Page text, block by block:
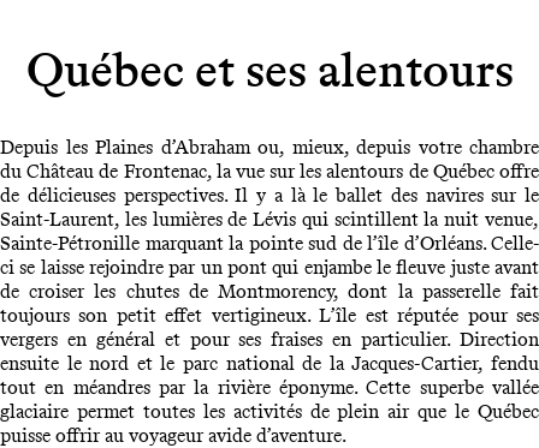
Québec et ses alentours
Depuis les Plaines d’Abraham ou, mieux, depuis votre chambre
du Château de Frontenac, la vue sur les alentours de Québec offre
de délicieuses perspectives. Il y a là le ballet des navires sur le
Saint-Laurent, les lumières de Lévis qui scintillent la nuit venue,
Sainte-Pétronille marquant la pointe sud de l’île d’Orléans. Celle-
ci se laisse rejoindre par un pont qui enjambe le fleuve juste avant
de croiser les chutes de Montmorency, dont la passerelle fait
toujours son petit effet vertigineux. L’île est réputée pour ses
vergers en général et pour ses fraises en particulier. Direction
ensuite le nord et le parc national de la Jacques-Cartier, fendu
tout en méandres par la rivière éponyme. Cette superbe vallée
glaciaire permet toutes les activités de plein air que le Québec
puisse offrir au voyageur avide d’aventure.